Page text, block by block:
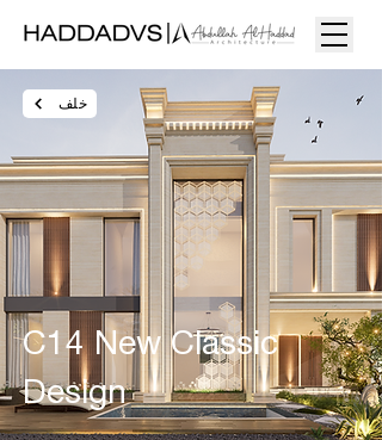
خلف
C14 New Classic
Design